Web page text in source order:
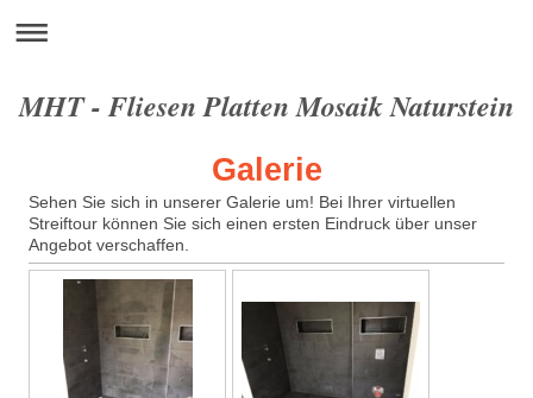
MHT - Fliesen Platten Mosaik Naturstein
Galerie
Sehen Sie sich in unserer Galerie um! Bei Ihrer virtuellen
Streiftour können Sie sich einen ersten Eindruck über unser
Angebot verschaffen.